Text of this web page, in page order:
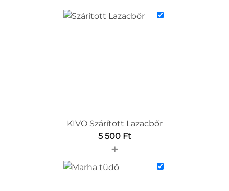
KIVO Szárított Lazacbőr
5 500 Ft
+